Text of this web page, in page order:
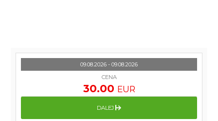
09.08.2026 - 09.08.2026
CENA
30.00 EUR
DALEJ